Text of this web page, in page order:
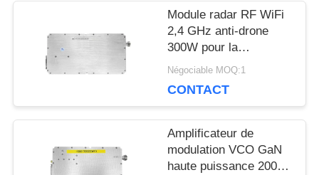
PLAN
SITE
PRIVACY
Module radar RF WiFi
2,4 GHz anti-drone
300W pour la
protection de la
privée
Négociable MOQ:1
CONTACT
Amplificateur de
modulation VCO GaN
haute puissance 200W